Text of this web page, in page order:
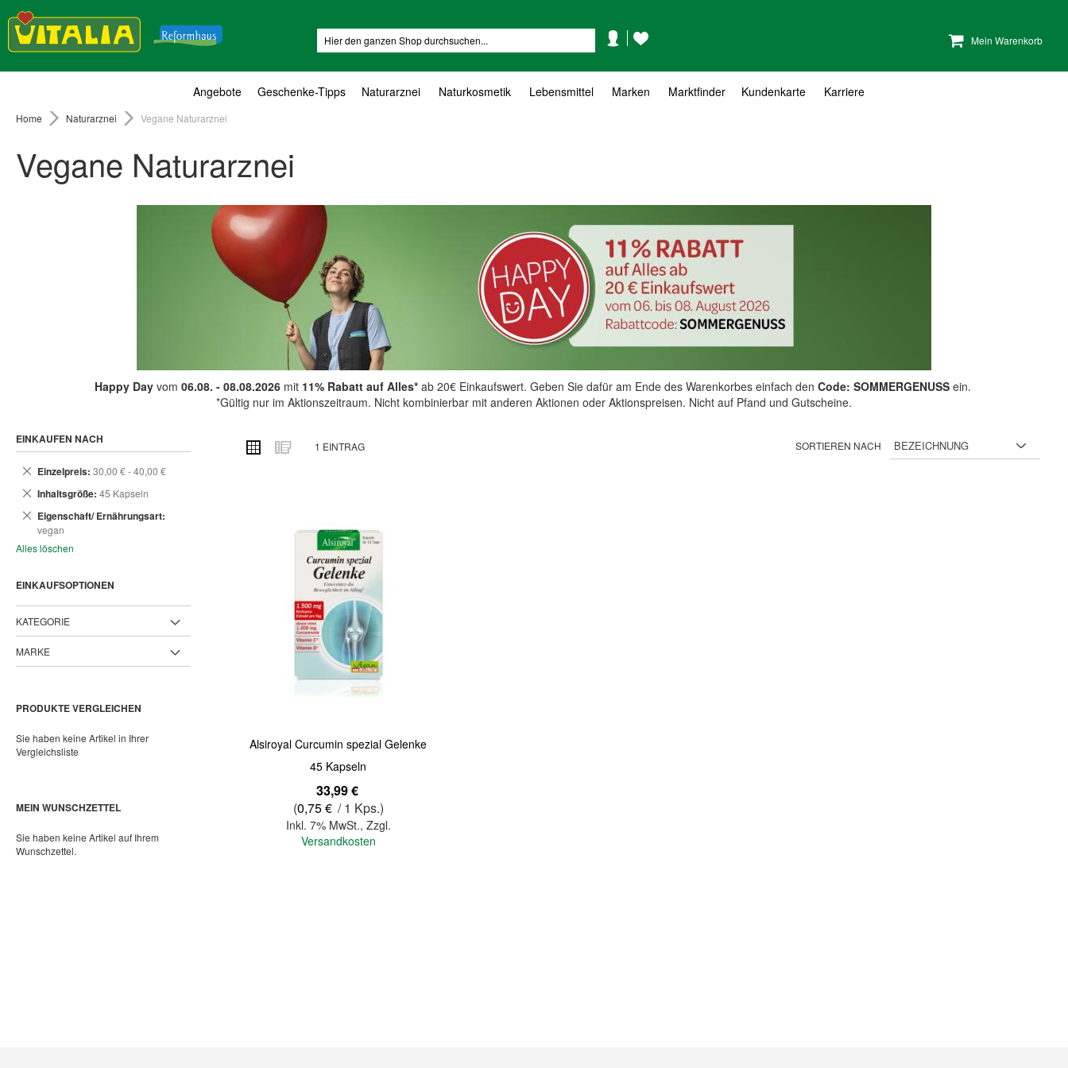
Mein Warenkorb
KontoWunschzettel
Angebote Geschenke-Tipps Naturarznei Naturkosmetik Lebensmittel Marken Marktfinder Kundenkarte Karriere
Home Naturarznei Vegane Naturarznei
Vegane Naturarznei
Happy Dayvom 06.08. - 08.08.2026mit 11% Rabatt auf Alles*ab 20€ Einkaufswert. Geben Sie dafür am Ende des Warenkorbes einfach den Code: SOMMERGENUSSein.
*Gültig nur im Aktionszeitraum. Nicht kombinierbar mit anderen Aktionen oder Aktionspreisen. Nicht auf Pfand und Gutscheine.
ANSICHT
ALS
Raster Liste
1 EINTRAG SORTIEREN NACH
Alsiroyal Curcumin spezial Gelenke
45 Kapseln
33,99 €
(0,75 € / 1 Kps.)
Inkl. 7% MwSt., Zzgl.
Versandkosten
EINKAUFEN NACH
Einzelpreis 30,00 € - 40,00 €
Dies
Inhaltsgröße 45 Kapseln
Dies
Eigenschaft/ Ernährungsart
vegan
Dies
entfernen
Alles löschen
EINKAUFSOPTIONEN
KATEGORIE
MARKE
PRODUKTE VERGLEICHEN
Sie haben keine Artikel in Ihrer
Vergleichsliste
MEIN WUNSCHZETTEL
Sie haben keine Artikel auf Ihrem
Wunschzettel.